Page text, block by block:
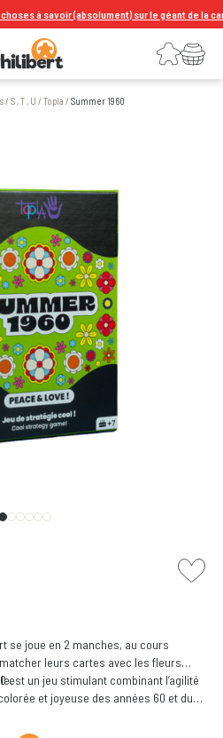
à savoir (absolument) sur le géant de la carte
Connexion
Votre panier
/S , T , U /Topla /Summer 1960
picto
se joue en 2 manches, au cours
leurs cartes avec les fleurs
est un jeu stimulant combinant l’agilité
et joyeuse des années 60 et du